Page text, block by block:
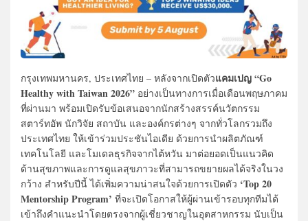
กรุงเทพมหานคร, ประเทศไทย – หลังจากเปิดตัวแคมเปญ“Go
Healthy with Taiwan 2026” อย่างเป็นทางการเมื่อเดือนพฤษภาคม
ที่ผ่านมา พร้อมเปิดรับข้อเสนอจากนักสร้างสรรค์นวัตกรรม
สตาร์ทอัพ นักวิจัย สถาบัน และองค์กรต่างๆ จากทั่วโลกรวมถึง
ประเทศไทย ให้เข้าร่วมประชันไอเดีย ด้วยการนำผลิตภัณฑ์
เทคโนโลยี และโมเดลธุรกิจจากไต้หวัน มาต่อยอดเป็นแนวคิด
ด้านสุขภาพและการดูแลสุขภาวะที่สามารถขยายผลได้จริงในวง
กว้าง สำหรับปีนี้ ได้เพิ่มความน่าสนใจด้วยการเปิดตัว ‘Top 20
Mentorship Program’ ที่จะเปิดโอกาสให้ผู้ผ่านเข้ารอบทุกทีมได้
เข้าถึงคำแนะนำโดยตรงจากผู้เชี่ยวชาญในอุตสาหกรรม นับเป็น